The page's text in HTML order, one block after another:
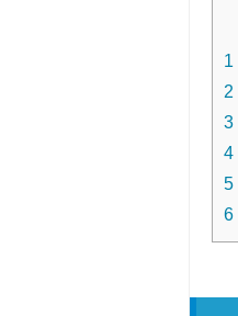
1
2
3
4
5
6